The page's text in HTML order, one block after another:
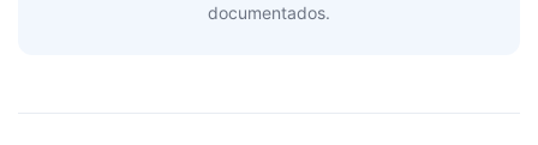
documentados.